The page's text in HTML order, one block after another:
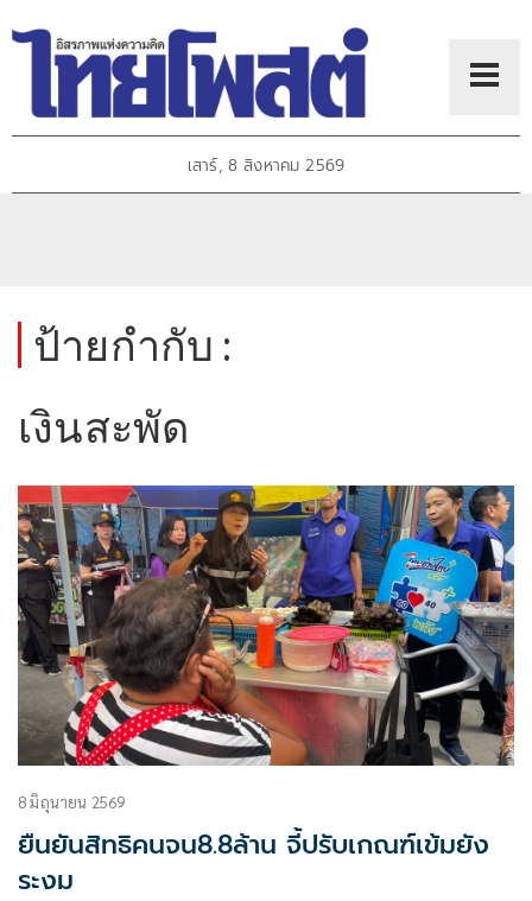
เสาร์, 8 สิงหาคม 2569
ป้ายกำกับ :
เงินสะพัด
8 มิถุนายน 2569
ยืนยันสิทธิคนจน8.8ล้าน จี้ปรับเกณฑ์เข้มยัง
ระงม